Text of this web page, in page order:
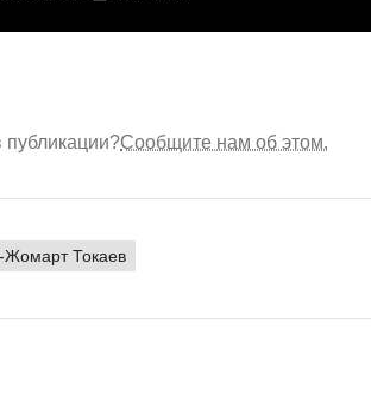
Сообщите нам об этом.
Токаев